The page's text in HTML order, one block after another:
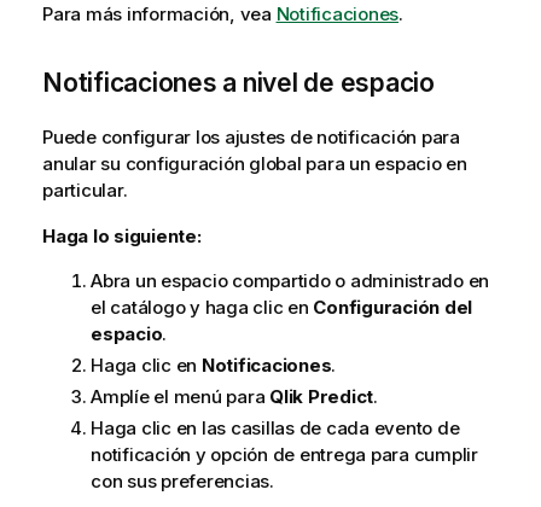
Para más información, vea Notificaciones.
Notificaciones a nivel de espacio
Puede configurar los ajustes de notificación para
anular su configuración global para un espacio en
particular.
Haga lo siguiente:
Abra un espacio compartido o administrado en
el catálogo y haga clic en Configuración del
espacio.
Haga clic en Notificaciones.
Amplíe el menú para Qlik Predict.
Haga clic en las casillas de cada evento de
notificación y opción de entrega para cumplir
con sus preferencias.